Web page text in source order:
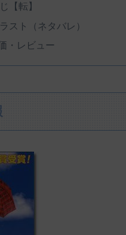
【転】
スト（ネタバレ）
・レビュー